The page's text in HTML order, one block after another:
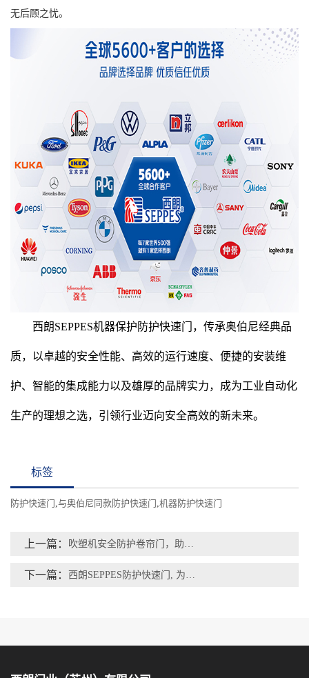
无后顾之忧。
西朗SEPPES机器保护防护快速门，传承奥伯尼经典品
质，以卓越的安全性能、高效的运行速度、便捷的安装维
护、智能的集成能力以及雄厚的品牌实力，成为工业自动化
生产的理想之选，引领行业迈向安全高效的新未来。
标签
防护快速门 ,与奥伯尼同款防护快速门 ,机器防护快速门
上一篇： 吹塑机安全防护卷帘门，助力客户智能安全生产
下一篇： 西朗SEPPES防护快速门, 为何能替换ASSA ABLOY品牌？